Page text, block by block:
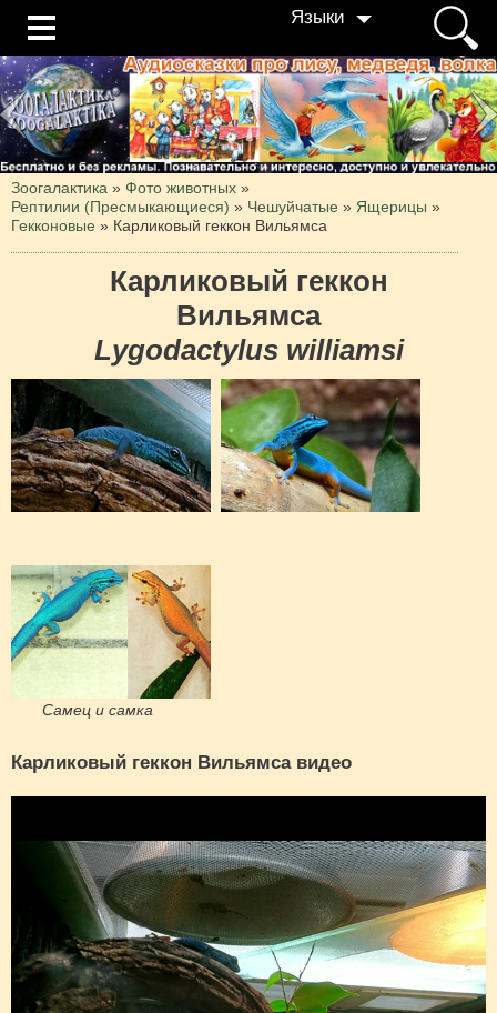
Языки
Зоогалактика » Фото животных »
Рептилии (Пресмыкающиеся) » Чешуйчатые » Ящерицы »
Гекконовые » Карликовый геккон Вильямса
Карликовый геккон
Вильямса
Lygodactylus williamsi
Самец и самка
Карликовый геккон Вильямса видео